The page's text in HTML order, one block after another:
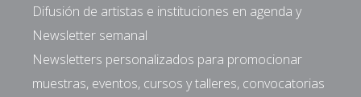
Difusión de artistas e instituciones en agenda y
Newsletter semanal
Newsletters personalizados para promocionar
muestras, eventos, cursos y talleres, convocatorias